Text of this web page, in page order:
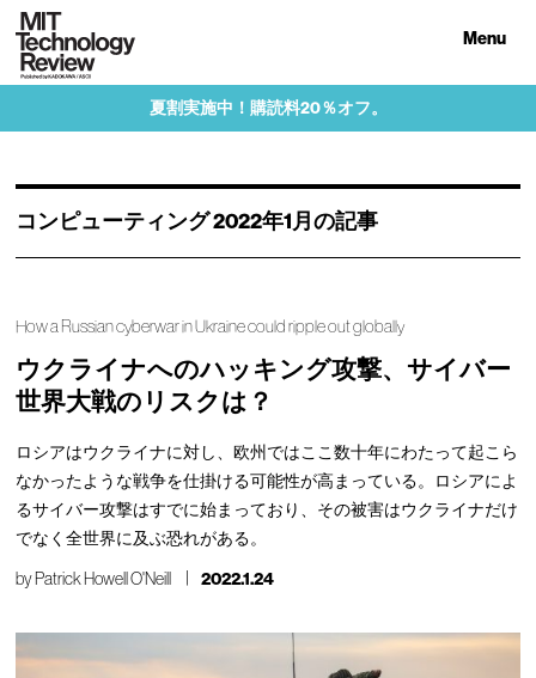
Menu
夏割実施中！購読料20％オフ。
コンピューティング 2022年1月の記事
How a Russian cyberwar in Ukraine could ripple out globally
ウクライナへのハッキング攻撃、サイバー
世界大戦のリスクは？
ロシアはウクライナに対し、欧州ではここ数十年にわたって起こら
なかったような戦争を仕掛ける可能性が高まっている。ロシアによ
るサイバー攻撃はすでに始まっており、その被害はウクライナだけ
でなく全世界に及ぶ恐れがある。
byPatrick Howell O'Neill 2022.1.24